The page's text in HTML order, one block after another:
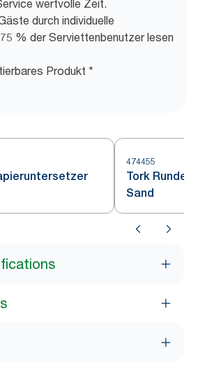
wertvolle Zeit.
durch individuelle
% der Serviettenbenutzer lesen
Produkt *
474455
Tork Runde
Sand